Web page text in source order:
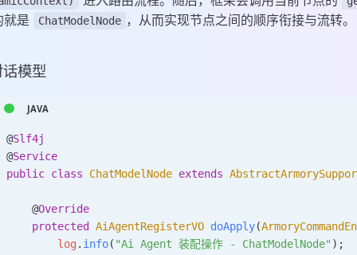
就是
ChatModelNode ，从而实现节点之间的顺序衔接与流转。
模型
@Slf4j
@Service
public class ChatModelNode extends
    @
Override
    protected
AiAgentRegisterVO doApply(
        log
. info( "Ai Agent 装配操作 - ChatModelNode" );